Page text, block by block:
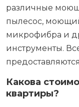
различные
пылесос,
микрофибра и
инструменты.
Какова
квартиры?